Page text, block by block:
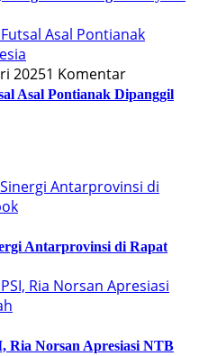
20251 Komentar
Asal Pontianak Dipanggil
Antarprovinsi di Rapat
Ria Norsan Apresiasi NTB